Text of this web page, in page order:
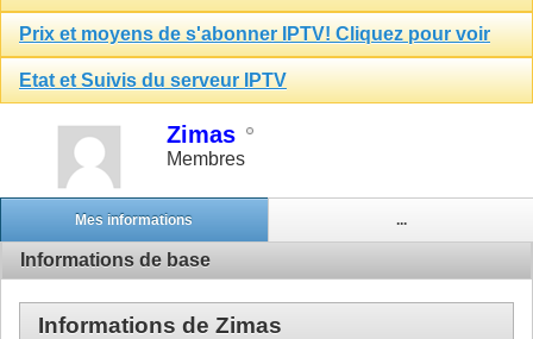
Prix et moyens de s'abonner IPTV! Cliquez pour voir
Etat et Suivis du serveur IPTV
Zimas
Membres
Mes informations ...
Informations de base
Informations de Zimas